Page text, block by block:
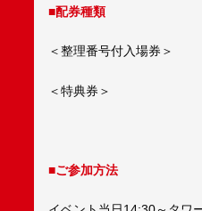
■配券種類
＜整理番号付入場券＞
＜特典券＞
■ご参加方法